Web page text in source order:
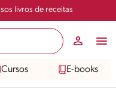
livros de receitas
Cursos E-books
Compartilhar